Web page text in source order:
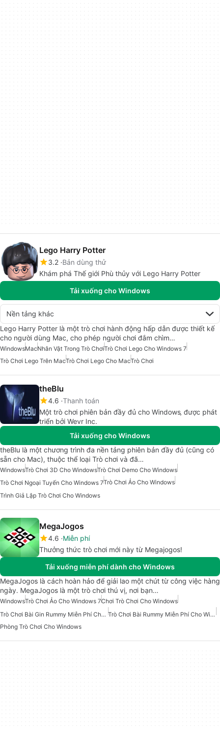
Lego Harry Potter
3.2 Bản dùng thử
Khám phá Thế giới Phù thủy với Lego Harry Potter
Tải xuống cho Windows
Nền tảng khác
Lego Harry Potter là một trò chơi hành động hấp dẫn được thiết kế
cho người dùng Mac, cho phép người chơi đắm chìm…
WindowsMacNhân Vật Trong Trò ChơiTrò Chơi Lego Cho Windows 7
Trò Chơi Lego Trên MacTrò Chơi Lego Cho MacTrò Chơi
theBlu
4.6 Thanh toán
Một trò chơi phiên bản đầy đủ cho Windows‚ được phát
triển bởi Wevr Inc.
Tải xuống cho Windows
theBlu là một chương trình đa nền tảng phiên bản đầy đủ (cũng có
sẵn cho Mac), thuộc thể loại Trò chơi và đã…
WindowsTrò Chơi 3D Cho WindowsTrò Chơi Demo Cho Windows
Trò Chơi Ngoại Tuyến Cho Windows 7Trò Chơi Ảo Cho Windows
Trình Giả Lập Trò Chơi Cho Windows
MegaJogos
4.6 Miễn phí
Thưởng thức trò chơi mới này từ Megajogos!
Tải xuống miễn phí dành cho Windows
MegaJogos là cách hoàn hảo để giải lao một chút từ công việc hàng
ngày. MegaJogos là một trò chơi thú vị, nơi bạn…
WindowsTrò Chơi Ảo Cho Windows 7Chơi Trò Chơi Cho Windows
Trò Chơi Bài Gin Rummy Miễn Phí Cho Windows
Trò Chơi Bài Rummy Miễn Phí Cho Windows
Phòng Trò Chơi Cho Windows